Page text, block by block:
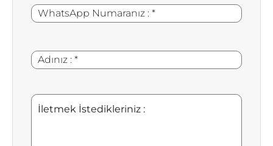
WhatsApp
Numaranız
*
Adınız
:
*
İletmek
İstedikleriniz